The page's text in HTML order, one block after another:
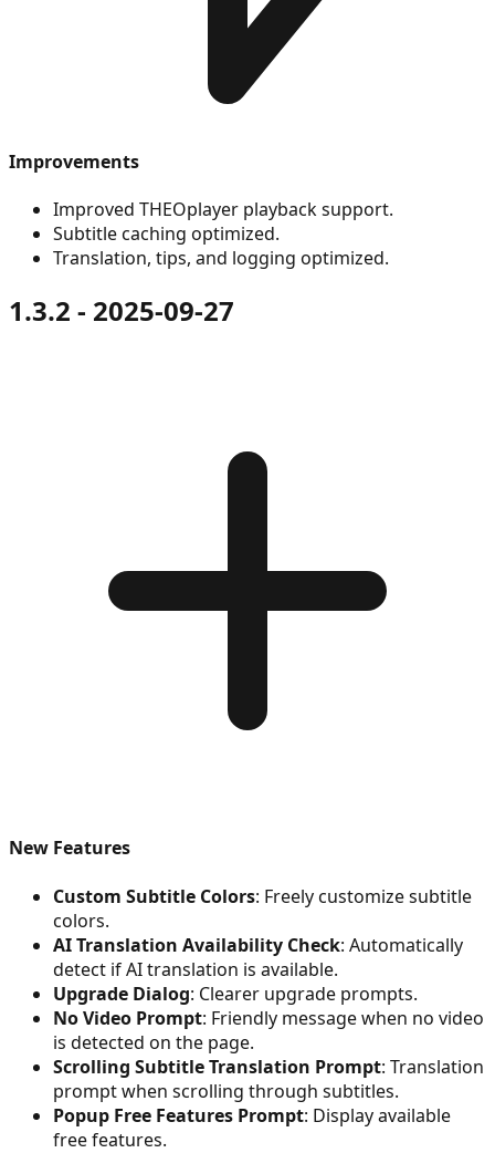
Improvements
Improved THEOplayer playback support.
Subtitle caching optimized.
Translation, tips, and logging optimized.
1.3.2 - 2025-09-27
New Features
Custom Subtitle Colors: Freely customize subtitle
colors.
AI Translation Availability Check: Automatically
detect if AI translation is available.
Upgrade Dialog: Clearer upgrade prompts.
No Video Prompt: Friendly message when no video
is detected on the page.
Scrolling Subtitle Translation Prompt: Translation
prompt when scrolling through subtitles.
Popup Free Features Prompt: Display available
free features.